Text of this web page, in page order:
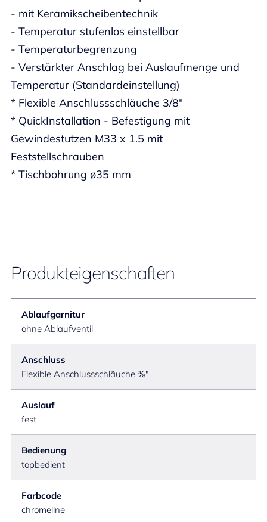
- mit Keramikscheibentechnik
- Temperatur stufenlos einstellbar
- Temperaturbegrenzung
- Verstärkter Anschlag bei Auslaufmenge und
Temperatur (Standardeinstellung)
* Flexible Anschlussschläuche 3/8"
* QuickInstallation - Befestigung mit
Gewindestutzen M33 x 1.5 mit
Feststellschrauben
* Tischbohrung ø35 mm
Produkteigenschaften
Ablaufgarnitur
ohne Ablaufventil
Anschluss
Flexible Anschlussschläuche ⅜"
Auslauf
fest
Bedienung
topbedient
Farbcode
chromeline